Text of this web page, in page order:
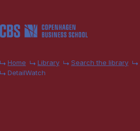
Home Library Search the library
DetailWatch